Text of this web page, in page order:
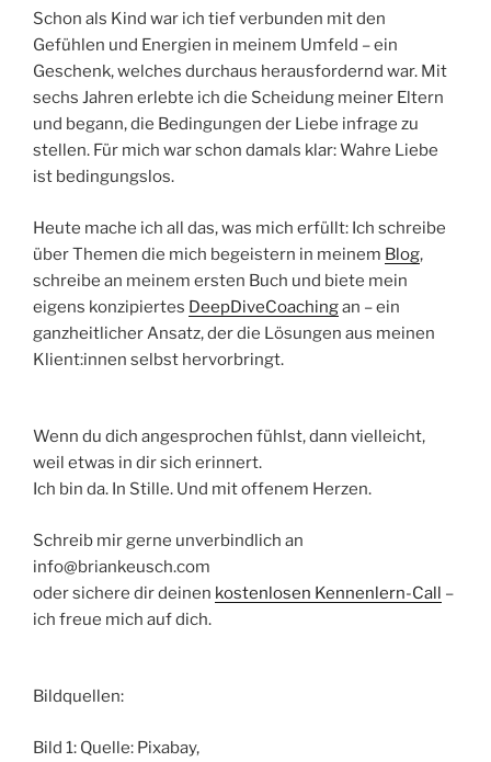
Schon als Kind war ich tief verbunden mit den
Gefühlen und Energien in meinem Umfeld – ein
Geschenk, welches durchaus herausfordernd war. Mit
sechs Jahren erlebte ich die Scheidung meiner Eltern
und begann, die Bedingungen der Liebe infrage zu
stellen. Für mich war schon damals klar: Wahre Liebe
ist bedingungslos.
Heute mache ich all das, was mich erfüllt: Ich schreibe
über Themen die mich begeistern in meinem Blog,
schreibe an meinem ersten Buch und biete mein
eigens konzipiertes DeepDiveCoachingan – ein
ganzheitlicher Ansatz, der die Lösungen aus meinen
Klient:innen selbst hervorbringt.
Wenn du dich angesprochen fühlst, dann vielleicht,
weil etwas in dir sich erinnert.
Ich bin da. In Stille. Und mit offenem Herzen.
Schreib mir gerne unverbindlich an
info@briankeusch.com
oder sichere dir deinen kostenlosen Kennenlern-Call –
ich freue mich auf dich.
Bildquellen:
Bild 1: Quelle: Pixabay,